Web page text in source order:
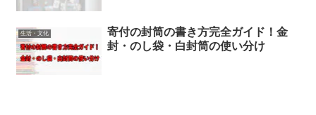
生活・文化
寄付の封筒の書き方完全ガイド！金
封・のし袋・白封筒の使い分け